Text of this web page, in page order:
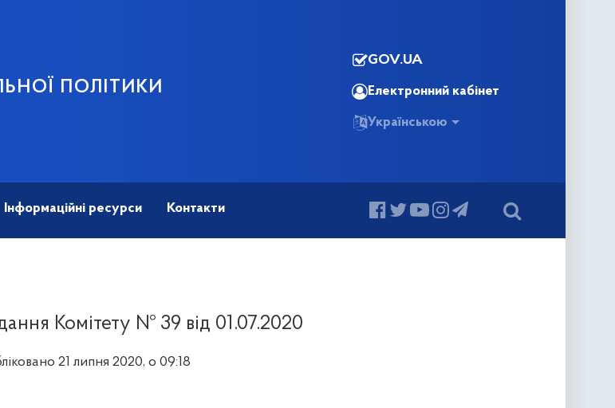
ПОЛІТИКИ
GOV.UA
Електронний кабінет
Українською
Інформаційні ресурси Контакти
Комітету № 39 від 01.07.2020
21 липня 2020, о 09:18